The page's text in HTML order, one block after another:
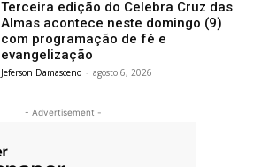
Terceira edição do Celebra Cruz das
Almas acontece neste domingo (9)
com programação de fé e
evangelização
Jeferson Damasceno - agosto 6, 2026
- Advertisement -